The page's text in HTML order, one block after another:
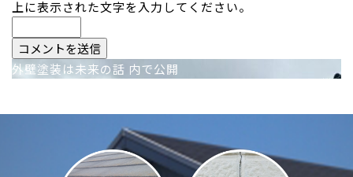
上に表示された文字を入力してください。
投
外壁塗装は未来の話 内で公開